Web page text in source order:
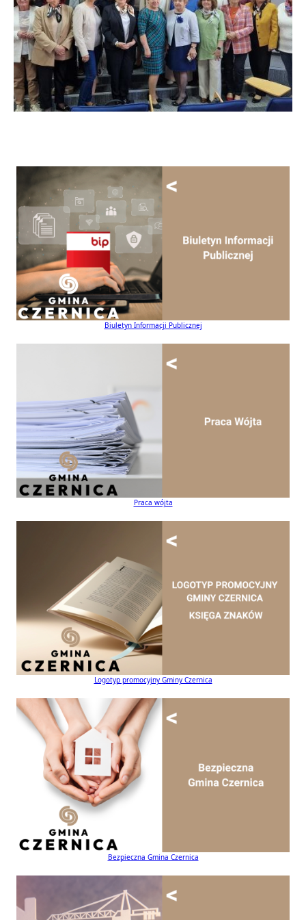
Biuletyn Informacji Publicznej
Praca wójta
Logotyp promocyjny Gminy Czernica
Bezpieczna Gmina Czernica